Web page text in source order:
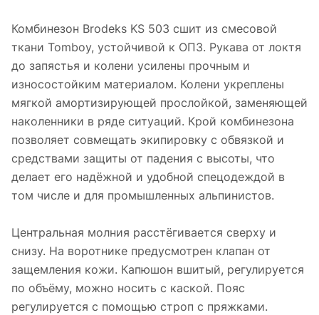
Комбинезон Brodeks KS 503 сшит из смесовой
ткани Tomboy, устойчивой к ОПЗ. Рукава от локтя
до запястья и колени усилены прочным и
износостойким материалом. Колени укреплены
мягкой амортизирующей прослойкой, заменяющей
наколенники в ряде ситуаций. Крой комбинезона
позволяет совмещать экипировку с обвязкой и
средствами защиты от падения с высоты, что
делает его надёжной и удобной спецодеждой в
том числе и для промышленных альпинистов.
Центральная молния расстёгивается сверху и
снизу. На воротнике предусмотрен клапан от
защемления кожи. Капюшон вшитый, регулируется
по объёму, можно носить с каской. Пояс
регулируется с помощью строп с пряжками.